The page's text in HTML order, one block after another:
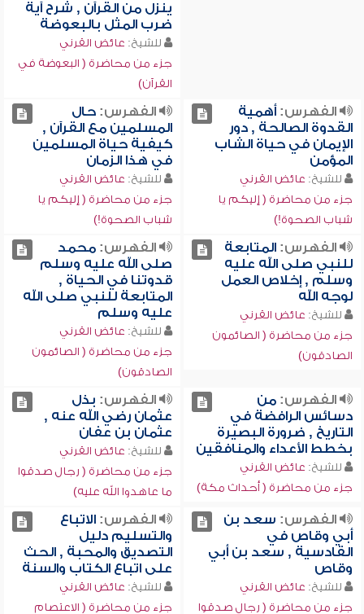
ينزل من القرآن , شرح آية
ضرب المثل بالبعوضة
للشيخ: عائض القرني
جزء من محاضرة ( البعوضة في
القرآن)
الفهرس:أهمية
القدوة الصالحة , دور
الإيمان في حياة الشاب
المؤمن
للشيخ: عائض القرني
جزء من محاضرة ( إليكم يا
شباب الصحوة!)
الفهرس:حال
المسلمين مع القرآن ,
كيفية حياة المسلمين
في هذا الزمان
للشيخ: عائض القرني
جزء من محاضرة ( إليكم يا
شباب الصحوة!)
الفهرس:المتابعة
للنبي صلى الله عليه
وسلم , إخلاص العمل
لوجه الله
للشيخ: عائض القرني
جزء من محاضرة ( الصائمون
الصادقون)
الفهرس:محمد
صلى الله عليه وسلم
قدوتنا في الحياة ,
المتابعة للنبي صلى الله
عليه وسلم
للشيخ: عائض القرني
جزء من محاضرة ( الصائمون
الصادقون)
الفهرس:من
دسائس الرافضة في
التاريخ , ضرورة البصيرة
بخطط الأعداء والمنافقين
للشيخ: عائض القرني
جزء من محاضرة ( أحداث مكة)
الفهرس: بذل
عثمان رضي الله عنه ,
عثمان بن عفان
للشيخ: عائض القرني
جزء من محاضرة ( رجال صدقوا
ما عاهدوا الله عليه)
الفهرس: سعد بن
أبي وقاص في
القادسية , سعد بن أبي
وقاص
للشيخ: عائض القرني
جزء من محاضرة ( رجال صدقوا
الفهرس:الاتباع
والتسليم دليل
التصديق والمحبة , الحث
على اتباع الكتاب والسنة
للشيخ: عائض القرني
جزء من محاضرة ( الاعتصام